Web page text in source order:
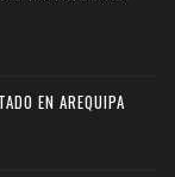
EN AREQUIPA